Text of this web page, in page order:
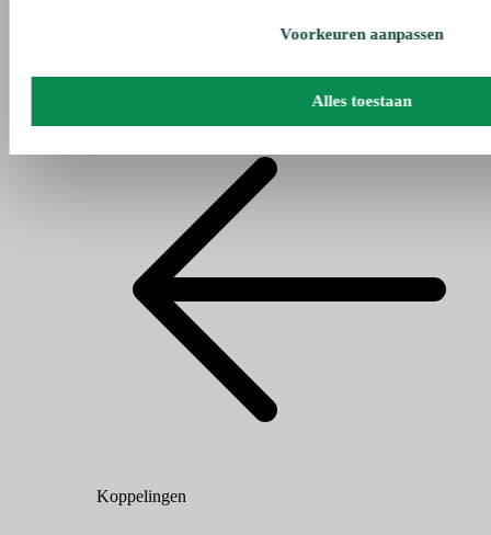
Koppelingen
Voorkeuren aanpassen
Alles toestaan